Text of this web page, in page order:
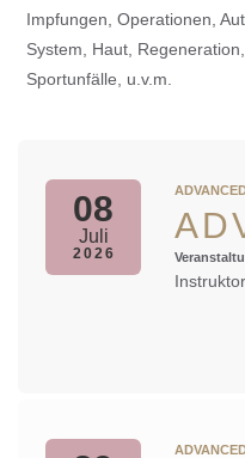
Impfungen, Operationen,
System, Haut,
Sportunfälle, u.v.m.
08
Juli
2026